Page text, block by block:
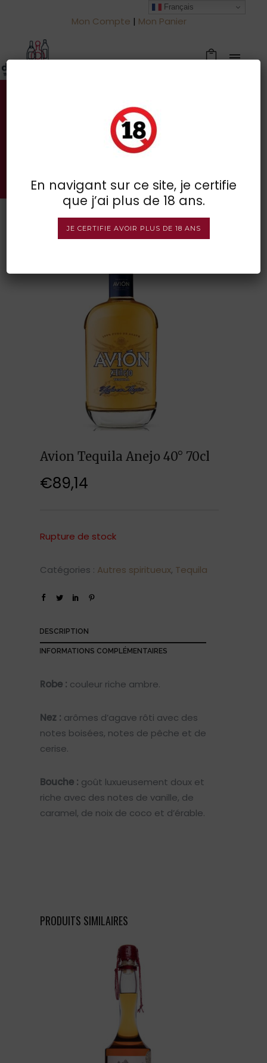
Mon Compte | Mon Panier
Votre spécialiste des vins à
BOUTIQUE EN LIGNE
Avion Tequila Anejo 40° 70cl
€89,14
Rupture de stock
Catégories : Autres spiritueux, Tequila
DESCRIPTION
INFORMATIONS COMPLÉMENTAIRES
Robe : couleur riche ambre.
Nez : arômes d’agave rôti avec des
notes boisées, notes de pêche et de
cerise.
Bouche : goût luxueusement doux et
riche avec des notes de vanille, de
caramel, de noix de coco et d’érable.
PRODUITS SIMILAIRES
Français
En navigant sur ce site, je certifie
que j’ai plus de 18 ans.
JE CERTIFIE AVOIR PLUS DE 18 ANS